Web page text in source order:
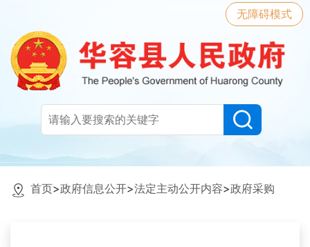
无障碍模式
首页>政府信息公开>法定主动公开内容>政府采购